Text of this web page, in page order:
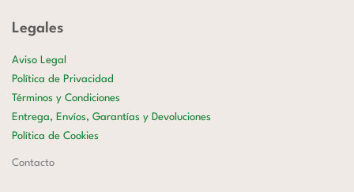
Legales
Aviso Legal
Política de Privacidad
Términos y Condiciones
Entrega, Envíos, Garantías y Devoluciones
Política de Cookies
Contacto